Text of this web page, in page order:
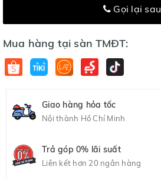
Gọi lại sau
Mua hàng tại sàn TMĐT:
Giao hàng hỏa tốc
Nội thành Hồ Chí Minh
Trả góp 0% lãi suất
Liên kết hơn 20 ngân hàng